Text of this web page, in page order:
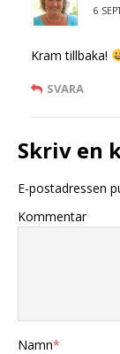
6
Kram tillbaka!
SVARA
Skriv en
E-postadressen
Kommentar
Namn*